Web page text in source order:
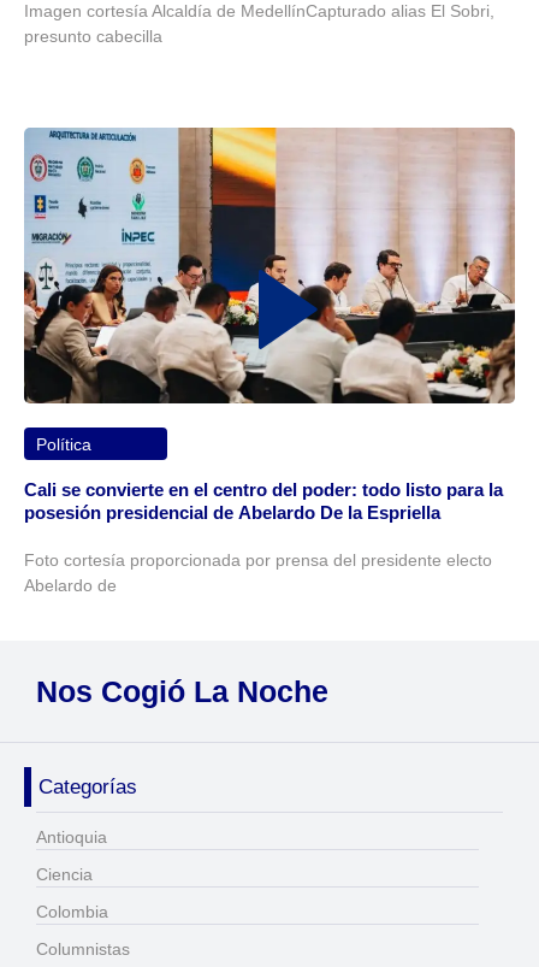
Imagen cortesía Alcaldía de MedellínCapturado alias El Sobri,
presunto cabecilla
Política
Cali se convierte en el centro del poder: todo listo para la
posesión presidencial de Abelardo De la Espriella
Foto cortesía proporcionada por prensa del presidente electo
Abelardo de
Nos Cogió La Noche
Categorías
Antioquia
Ciencia
Colombia
Columnistas